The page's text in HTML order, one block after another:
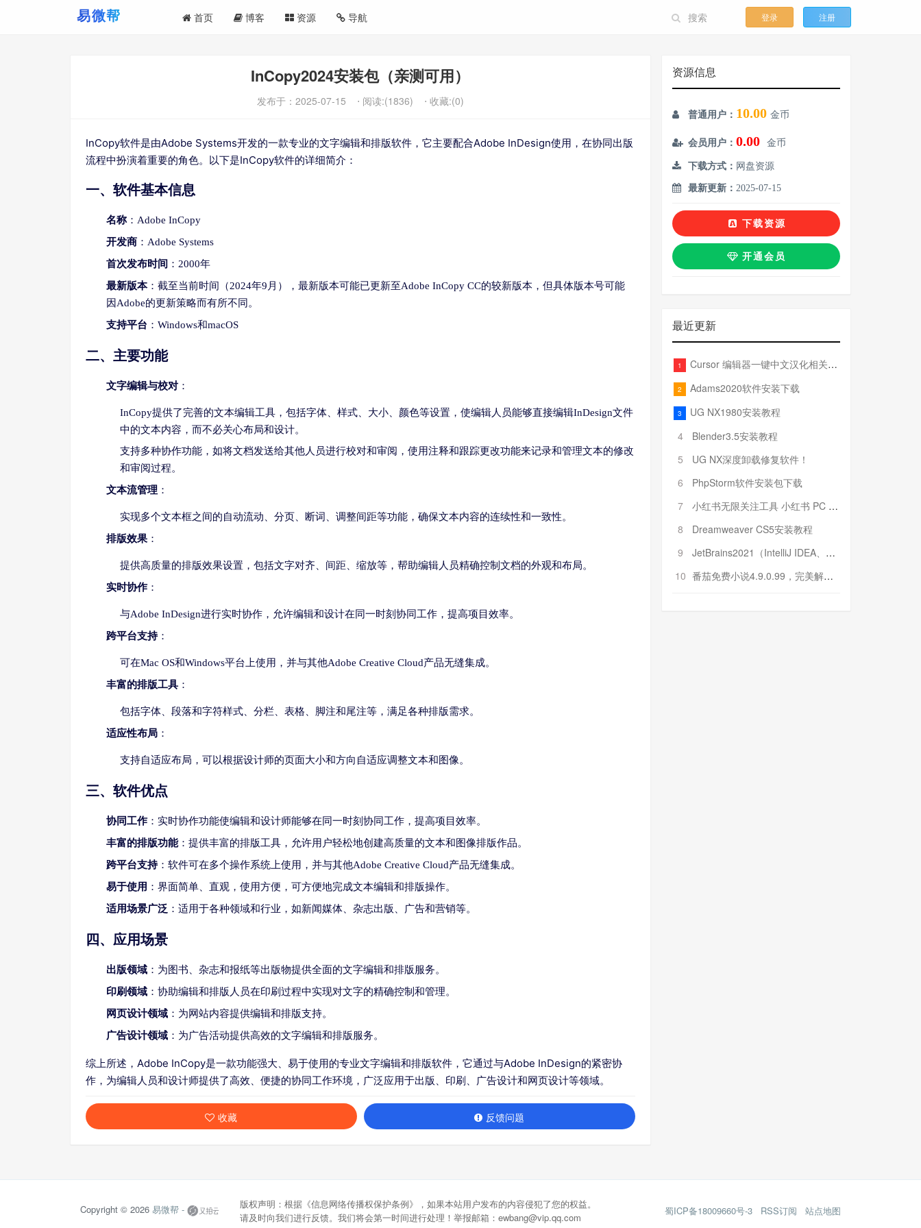
首页 博客 资源 导航 登录 注册
InCopy2024安装包（亲测可用）
发布于： 2025-07-15 ⋅ 阅读:(1836) ⋅ 收藏:(0)
InCopy软件是由Adobe Systems开发的一款专业的文字编辑和排版软件，它主要配合Adobe InDesign使用，在协同出版
流程中扮演着重要的角色。以下是InCopy软件的详细简介：
一、软件基本信息
名称：Adobe InCopy
开发商 ：Adobe Systems
首次发布时间 ：2000年
最新版本：截至当前时间（2024年9月），最新版本可能已更新至Adobe InCopy CC的较新版本，但具体版本号可能
因Adobe的更新策略而有所不同。
支持平台 ：Windows和macOS
二、主要功能
文字编辑与校对 ：
InCopy提供了完善的文本编辑工具，包括字体、样式、大小、颜色等设置，使编辑人员能够直接编辑InDesign文件
中的文本内容，而不必关心布局和设计。
支持多种协作功能，如将文档发送给其他人员进行校对和审阅，使用注释和跟踪更改功能来记录和管理文本的修改
和审阅过程。
文本流管理 ：
实现多个文本框之间的自动流动、分页、断词、调整间距等功能，确保文本内容的连续性和一致性。
排版效果 ：
提供高质量的排版效果设置，包括文字对齐、间距、缩放等，帮助编辑人员精确控制文档的外观和布局。
实时协作 ：
与Adobe InDesign进行实时协作，允许编辑和设计在同一时刻协同工作，提高项目效率。
跨平台支持：
可在Mac OS和Windows平台上使用，并与其他Adobe Creative Cloud产品无缝集成。
丰富的排版工具 ：
包括字体、段落和字符样式、分栏、表格、脚注和尾注等，满足各种排版需求。
适应性布局 ：
支持自适应布局，可以根据设计师的页面大小和方向自适应调整文本和图像。
三、软件优点
协同工作 ：实时协作功能使编辑和设计师能够在同一时刻协同工作，提高项目效率。
丰富的排版功能：提供丰富的排版工具，允许用户轻松地创建高质量的文本和图像排版作品。
跨平台支持：软件可在多个操作系统上使用，并与其他Adobe Creative Cloud产品无缝集成。
易于使用 ：界面简单、直观，使用方便，可方便地完成文本编辑和排版操作。
适用场景广泛 ：适用于各种领域和行业，如新闻媒体、杂志出版、广告和营销等。
四、应用场景
出版领域 ：为图书、杂志和报纸等出版物提供全面的文字编辑和排版服务。
印刷领域 ：协助编辑和排版人员在印刷过程中实现对文字的精确控制和管理。
网页设计领域 ：为网站内容提供编辑和排版支持。
广告设计领域 ：为广告活动提供高效的文字编辑和排版服务。
综上所述，Adobe InCopy是一款功能强大、易于使用的专业文字编辑和排版软件，它通过与Adobe InDesign的紧密协
作，为编辑人员和设计师提供了高效、便捷的协同工作环境，广泛应用于出版、印刷、广告设计和网页设计等领域。
收藏 反馈问题
资源信息
普通用户： 10.00 金币
会员用户： 0.00 金币
下载方式： 网盘资源
最新更新： 2025-07-15
下载资源
开通会员
最近更新
1 Cursor 编辑器一键中文汉化相关文件
2 Adams2020软件安装下载
3
UG NX1980安装教程
4
Blender3.5安装教程
5
UG NX深度卸载修复软件！
6
PhpStorm软件安装包下载
7
小红书无限关注工具 小红书 PC 端批量关注引流工具
8
Dreamweaver CS5安装教程
9
JetBrains2021（IntelliJ IDEA、Pycharm、PhpStorm、Rider……）安装教程
10 番茄免费小说4.9.0.99，完美解锁VIP特权！
Copyright © 2026 易微帮 -
版权声明：根据《信息网络传播权保护条例》，如果本站用户发布的内容侵犯了您的权益。
请及时向我们进行反馈。我们将会第一时间进行处理！举报邮箱：ewbang@vip.qq.com
蜀ICP备18009660号-3 RSS订阅 站点地图